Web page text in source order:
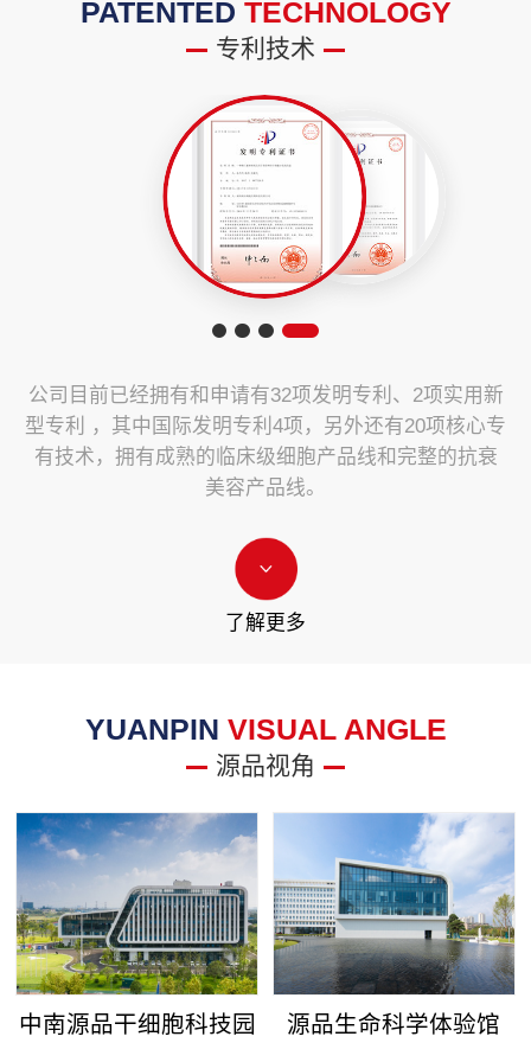
PATENTED TECHNOLOGY
专利技术
公司目前已经拥有和申请有32项发明专利、2项实用新
型专利 ，其中国际发明专利4项，另外还有20项核心专
有技术，拥有成熟的临床级细胞产品线和完整的抗衰
美容产品线。
了解更多
YUANPIN VISUAL ANGLE
源品视角
中南源品干细胞科技园 源品生命科学体验馆